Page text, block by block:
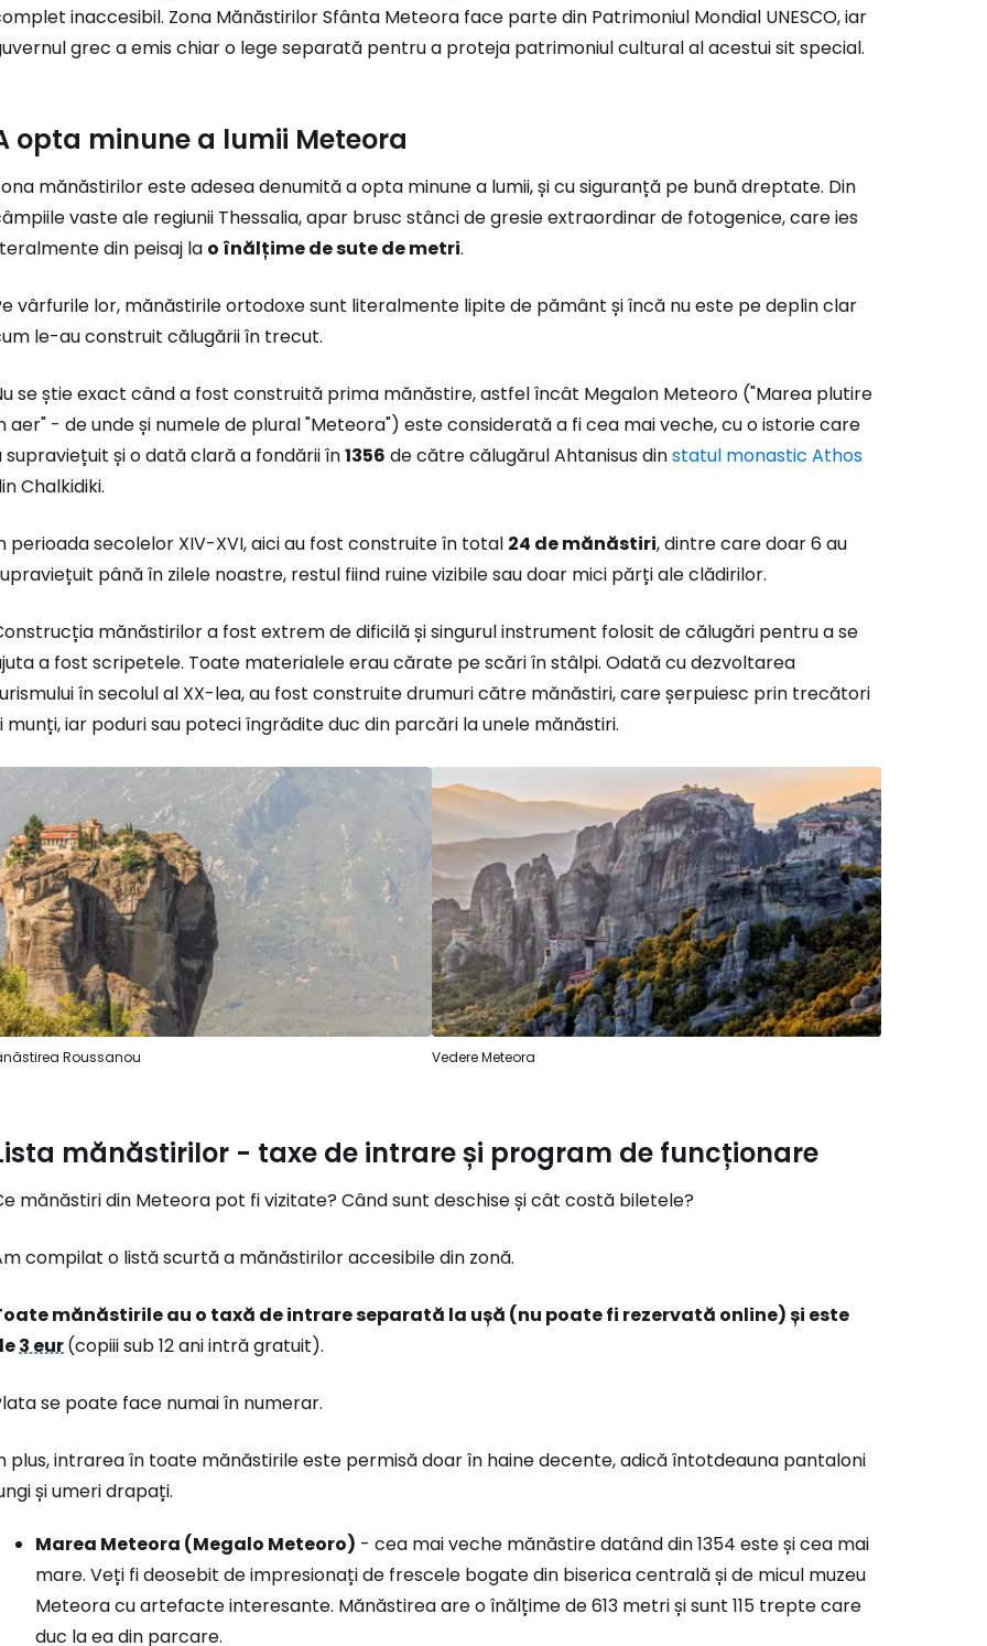
inaccesibil. Zona Mănăstirilor Sfânta Meteora face parte din Patrimoniul Mondial UNESCO, iar
grec a emis chiar o lege separată pentru a proteja patrimoniul cultural al acestui sit special.
opta minune a lumii Meteora
mănăstirilor este adesea denumită a opta minune a lumii, și cu siguranță pe bună dreptate. Din
vaste ale regiunii Thessalia, apar brusc stânci de gresie extraordinar de fotogenice, care ies
din peisaj la o înălțime de sute de metri.
vârfurile lor, mănăstirile ortodoxe sunt literalmente lipite de pământ și încă nu este pe deplin clar
le-au construit călugării în trecut.
se știe exact când a fost construită prima mănăstire, astfel încât Megalon Meteoro ("Marea plutire
aer" - de unde și numele de plural "Meteora") este considerată a fi cea mai veche, cu o istorie care
supraviețuit și o dată clară a fondării în1356 de către călugărul Ahtanisus dinstatul monastic Athos
Chalkidiki.
perioada secolelor XIV-XVI, aici au fost construite în total 24 de mănăstiri, dintre care doar 6 au
până în zilele noastre, restul fiind ruine vizibile sau doar mici părți ale clădirilor.
mănăstirilor a fost extrem de dificilă și singurul instrument folosit de călugări pentru a se
a fost scripetele. Toate materialele erau cărate pe scări în stâlpi. Odată cu dezvoltarea
în secolul al XX-lea, au fost construite drumuri către mănăstiri, care șerpuiesc prin trecători
munți, iar poduri sau poteci îngrădite duc din parcări la unele mănăstiri.
Roussanou Vedere Meteora
mănăstirilor - taxe de intrare și program de funcționare
mănăstiri din Meteora pot fi vizitate? Când sunt deschise și cât costă biletele?
compilat o listă scurtă a mănăstirilor accesibile din zonă.
mănăstirile au o taxă de intrare separată la ușă (nu poate fi rezervată online) și este
3 eur(copiii sub 12 ani intră gratuit).
se poate face numai în numerar.
plus, intrarea în toate mănăstirile este permisă doar în haine decente, adică întotdeauna pantaloni
și umeri drapați.
Marea Meteora (Megalo Meteoro) - cea mai veche mănăstire datând din 1354 este și cea mai
mare. Veți fi deosebit de impresionați de frescele bogate din biserica centrală și de micul muzeu
Meteora cu artefacte interesante. Mănăstirea are o înălțime de 613 metri și sunt 115 trepte care
duc la ea din parcare.
Conectați-vă la Cestee
... comunitatea mondială a călătorilor
Continuați cu Google
Continuați cu Facebook
Continuați cu e-mailul